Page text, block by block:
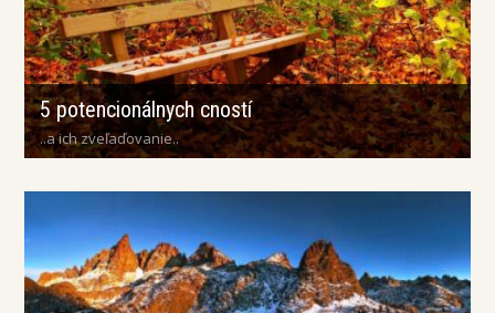
5 potencionálnych cností
..a ich zveľaďovanie..